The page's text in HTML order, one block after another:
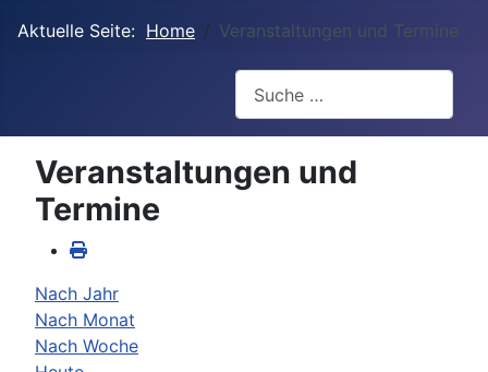
Aktuelle Seite: Home Veranstaltungen und Termine
Veranstaltungen und
Termine
Nach Jahr
Nach Monat
Nach Woche